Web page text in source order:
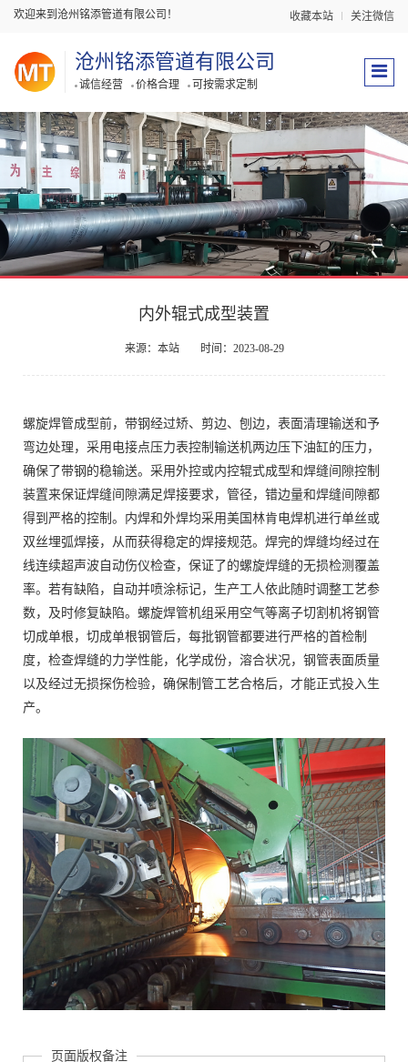
欢迎来到沧州铭添管道有限公司！ 收藏本站 关注微信
沧州铭添管道有限公司
诚信经营 价格合理 可按需求定制
内外辊式成型装置
来源：本站 时间：2023-08-29
螺旋焊管成型前，带钢经过矫、剪边、刨边，表面清理输送和予
弯边处理，采用电接点压力表控制输送机两边压下油缸的压力，
确保了带钢的稳输送。采用外控或内控辊式成型和焊缝间隙控制
装置来保证焊缝间隙满足焊接要求，管径，错边量和焊缝间隙都
得到严格的控制。内焊和外焊均采用美国林肯电焊机进行单丝或
双丝埋弧焊接，从而获得稳定的焊接规范。焊完的焊缝均经过在
线连续超声波自动伤仪检查，保证了的螺旋焊缝的无损检测覆盖
率。若有缺陷，自动并喷涂标记，生产工人依此随时调整工艺参
数，及时修复缺陷。螺旋焊管机组采用空气等离子切割机将钢管
切成单根，切成单根钢管后，每批钢管都要进行严格的首检制
度，检查焊缝的力学性能，化学成份，溶合状况，钢管表面质量
以及经过无损探伤检验，确保制管工艺合格后，才能正式投入生
产。
页面版权备注